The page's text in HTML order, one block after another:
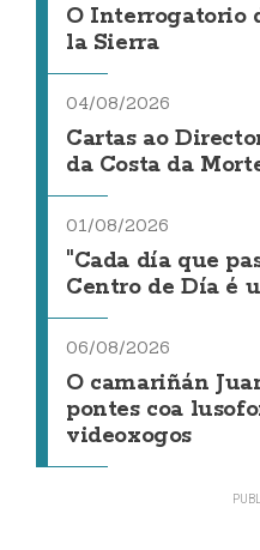
O Interrogatorio
la Sierra
04/08/2026
Cartas ao
da Costa da
01/08/2026
"Cada día que
Centro de Día é
06/08/2026
O camariñán
pontes coa
videoxogos